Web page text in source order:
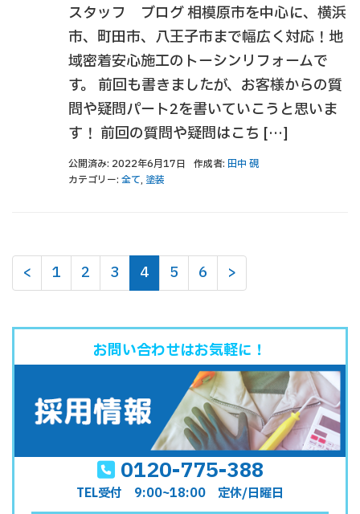
スタッフ ブログ 相模原市を中心に、横浜
市、町田市、八王子市まで幅広く対応！地
域密着安心施工のトーシンリフォームで
す。 前回も書きましたが、お客様からの質
問や疑問パート2を書いていこうと思いま
す！ 前回の質問や疑問はこち […]
公開済み: 2022年6月17日 作成者: 田中 硯
カテゴリー: 全て, 塗装
< 1 2 3 4 5 6 >
お問い合わせはお気軽に！
0120-775-388
TEL受付 9:00~18:00 定休/日曜日